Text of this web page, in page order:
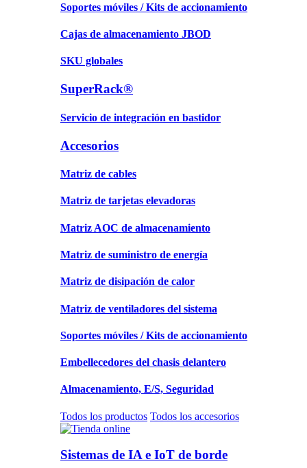
Soportes móviles / Kits de accionamiento
Cajas de almacenamiento JBOD
SKU globales
SuperRack®
Servicio de integración en bastidor
Accesorios
Matriz de cables
Matriz de tarjetas elevadoras
Matriz AOC de almacenamiento
Matriz de suministro de energía
Matriz de disipación de calor
Matriz de ventiladores del sistema
Soportes móviles / Kits de accionamiento
Embellecedores del chasis delantero
Almacenamiento, E/S, Seguridad
Todos los productos Todos los accesorios
Sistemas de IA e IoT de borde